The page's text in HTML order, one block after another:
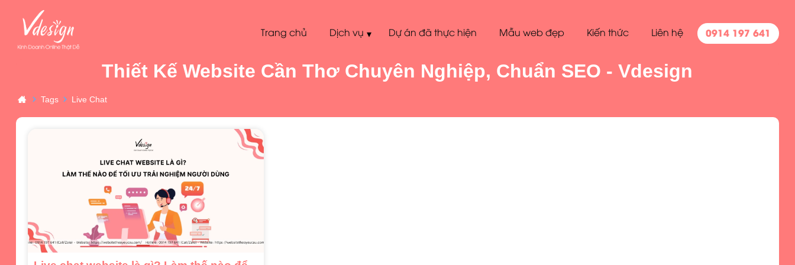
Trang chủ Dịch vụ ▾ Dự án đã thực hiện Mẫu web đẹp Kiến thức Liên hệ 0914 197 641
Thiết Kế Website Cần Thơ Chuyên Nghiệp, Chuẩn SEO - Vdesign
Tags Live Chat